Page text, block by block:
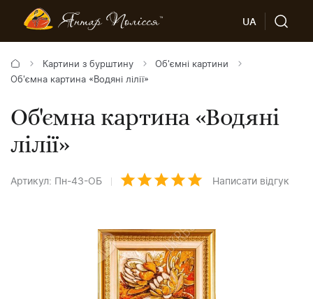
UA
Картини з бурштину
Об'ємні картини
Об'ємна картина «Водяні лілії»
Об'ємна картина «Водяні
лілії»
Артикул: Пн-43-ОБ Написати відгук